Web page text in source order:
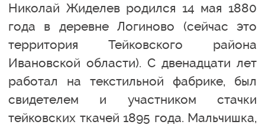
Николай Жиделев родился 14 мая 1880
года в деревне Логиново (сейчас это
территория Тейковского района
Ивановской области). С двенадцати лет
работал на текстильной фабрике, был
свидетелем и участником стачки
тейковских ткачей 1895 года. Мальчишка,